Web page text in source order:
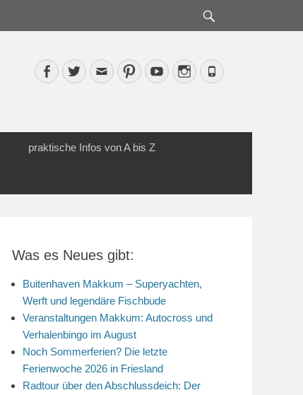
Facebook
TwitterEmailPinterestYouTubeInstagram
Phone
praktische Infos von A bis Z
Was es Neues gibt:
Buitenhaven Makkum – Superyachten,
Werft und legendäre Fischbude
Veranstaltungen Makkum: Autocross und
Verhalenbingo im August
Noch Sommerferien? Die letzte
Ferienwoche 2026 in Friesland
Radtour über den Abschlussdeich: Der